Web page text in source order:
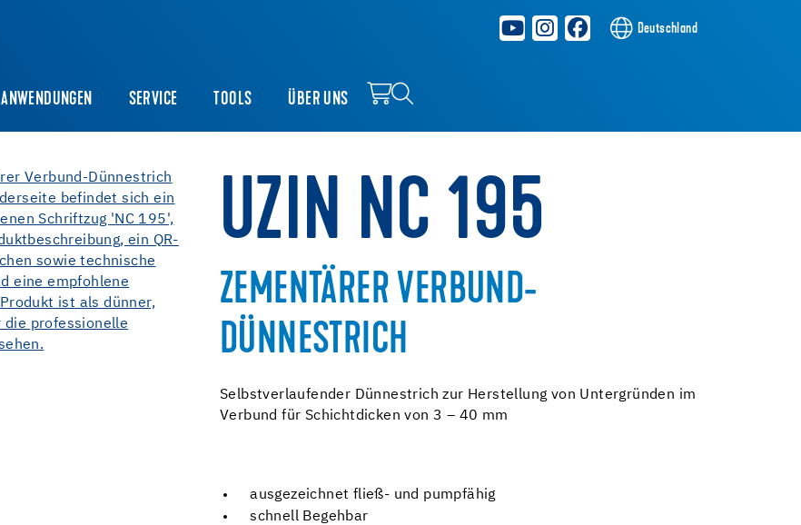
Deutschland
ANWENDUNGEN SERVICE TOOLS ÜBER UNS
UZIN NC 195
ZEMENTÄRER VERBUND-
DÜNNESTRICH
Selbstverlaufender Dünnestrich zur Herstellung von Untergründen im
Verbund für Schichtdicken von 3 – 40 mm
ausgezeichnet fließ- und pumpfähig
schnell Begehbar